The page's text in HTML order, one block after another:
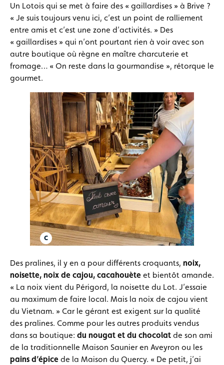
Un Lotois qui se met à faire des « gaillardises » à Brive ?
« Je suis toujours venu ici, c’est un point de ralliement
entre amis et c’est une zone d’activités. » Des
« gaillardises » qui n’ont pourtant rien à voir avec son
autre boutique où règne en maître charcuterie et
fromage… « On reste dans la gourmandise », rétorque le
gourmet.
Des pralines, il y en a pour différents croquants, noix,
noisette, noix de cajou, cacahouète et bientôt amande.
« La noix vient du Périgord, la noisette du Lot. J’essaie
au maximum de faire local. Mais la noix de cajou vient
du Vietnam. » Car le gérant est exigent sur la qualité
des pralines. Comme pour les autres produits vendus
dans sa boutique: du nougat et du chocolat de son ami
de la traditionnelle Maison Saunier en Aveyron ou les
pains d’épice de la Maison du Quercy. « De petit, j’ai